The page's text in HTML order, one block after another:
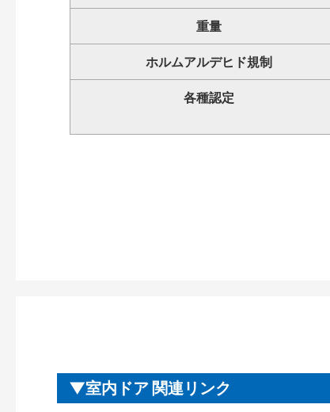
重量
ホルムアルデヒド規制
各種認定
室内ドア 関連リンク